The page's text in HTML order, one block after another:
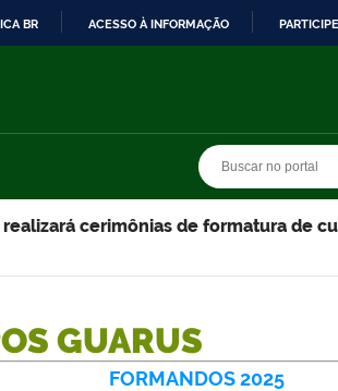
BR ACESSO À INFORMAÇÃO PARTICIPE
realizará cerimônias de formatura de
GUARUS
FORMANDOS 2025